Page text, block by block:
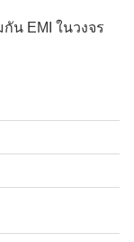
น EMI ในวงจร